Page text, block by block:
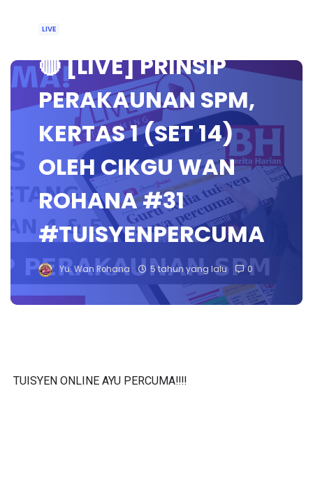
LIVE
🔴 [LIVE] PRINSIP
PERAKAUNAN SPM,
KERTAS 1 (SET 14)
OLEH CIKGU WAN
ROHANA #31
#TUISYENPERCUMA
Yu. Wan Rohana 5 tahun yang lalu 0
TUISYEN ONLINE AYU PERCUMA‼️‼️